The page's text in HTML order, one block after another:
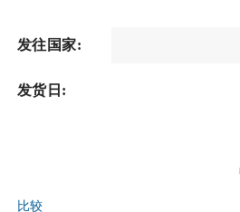
发往国家:
发货日:
比较